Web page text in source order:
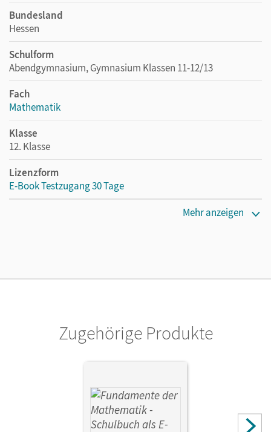
Bundesland
Hessen
Schulform
Abendgymnasium, Gymnasium Klassen 11-12/13
Fach
Mathematik
Klasse
12. Klasse
Lizenzform
E-Book Testzugang 30 Tage
Mehr anzeigen
Zugehörige Produkte